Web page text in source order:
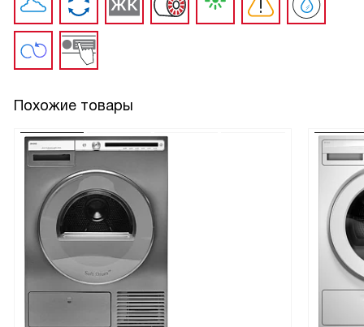
Похожие товары